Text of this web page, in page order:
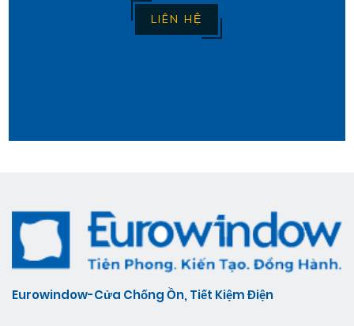
LIÊN HỆ
Eurowindow-Cửa Chống Ồn, Tiết Kiệm Điện